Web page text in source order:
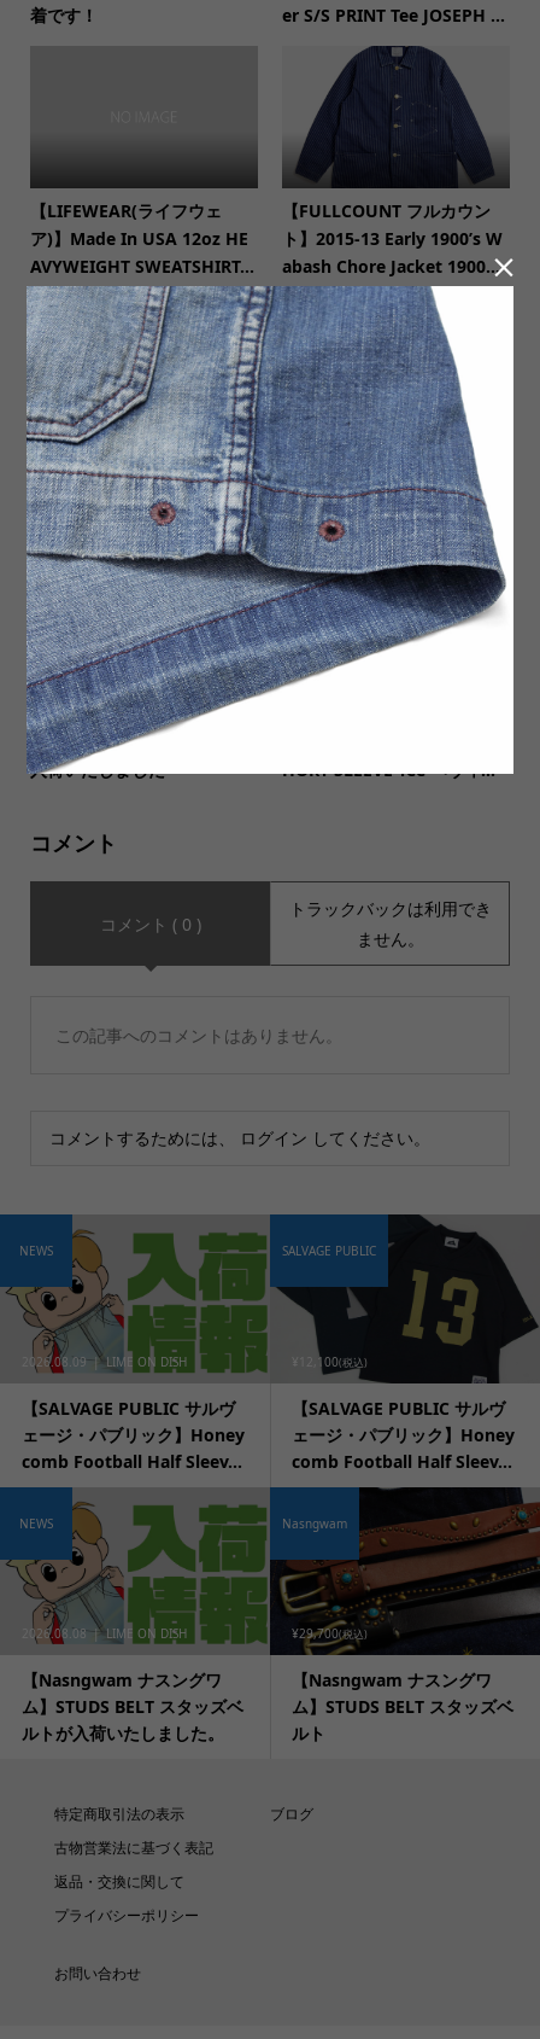
着です！
er S/S PRINT Tee JOSEPH ...
【LIFEWEAR(ライフウェ
ア)】Made In USA 12oz HE
AVYWEIGHT SWEATSHIRT...
【FULLCOUNT フルカウン
ト】2015-13 Early 1900’s W
abash Chore Jacket 1900...
お盆期間中の配送について
【VANS(バンズ)】DEADSTO
CK Authentic 44 DXが2種類
入荷いたしました。
【THOUSAND MILE】Made
In USA IMPERIAL TRUNKが
入荷いたしました
HORT SLEEVE Tee ヘヴィ...
コメント
コメント ( 0 )
トラックバックは利用でき
ません。
この記事へのコメントはありません。
コメントするためには、 ログイン してください。
2026.08.09 LIME ON DISH
【SALVAGE PUBLIC サルヴ
ェージ・パブリック】Honey
comb Football Half Sleev...
NEWS
¥12,100(税込)
【SALVAGE PUBLIC サルヴ
ェージ・パブリック】Honey
comb Football Half Sleev...
SALVAGE PUBLIC
2026.08.08 LIME ON DISH
【Nasngwam ナスングワ
ム】STUDS BELT スタッズベ
ルトが入荷いたしました。
NEWS
¥29,700(税込)
【Nasngwam ナスングワ
ム】STUDS BELT スタッズベ
ルト
Nasngwam
特定商取引法の表示
古物営業法に基づく表記
返品・交換に関して
プライバシーポリシー
ブログ
お問い合わせ
